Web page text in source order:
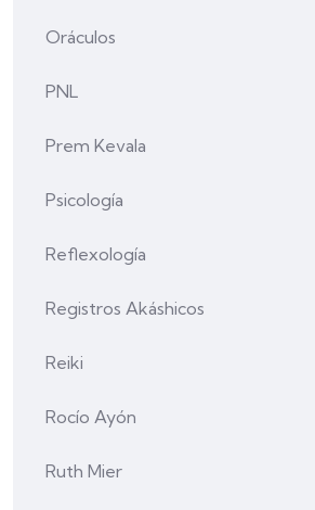
Oráculos
PNL
Prem Kevala
Psicología
Reflexología
Registros Akáshicos
Reiki
Rocío Ayón
Ruth Mier